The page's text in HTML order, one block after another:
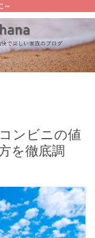
～
ンビニの値
を徹底調